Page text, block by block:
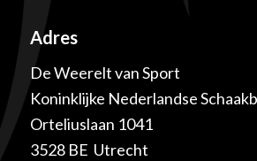
Adres
De Weerelt van Sport
Koninklijke Nederlandse
Orteliuslaan 1041
3528 BE Utrecht